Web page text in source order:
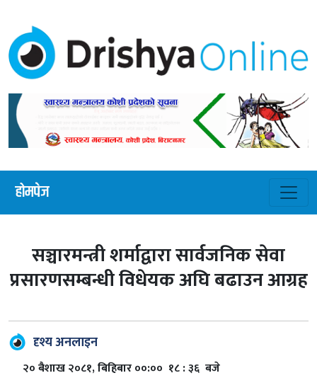
होमपेज
सञ्चारमन्त्री शर्माद्वारा सार्वजनिक सेवा
प्रसारणसम्बन्धी विधेयक अघि बढाउन आग्रह
दृश्य अनलाइन
२० बैशाख २०८१, बिहिबार ००:०० १८ : ३६ बजे